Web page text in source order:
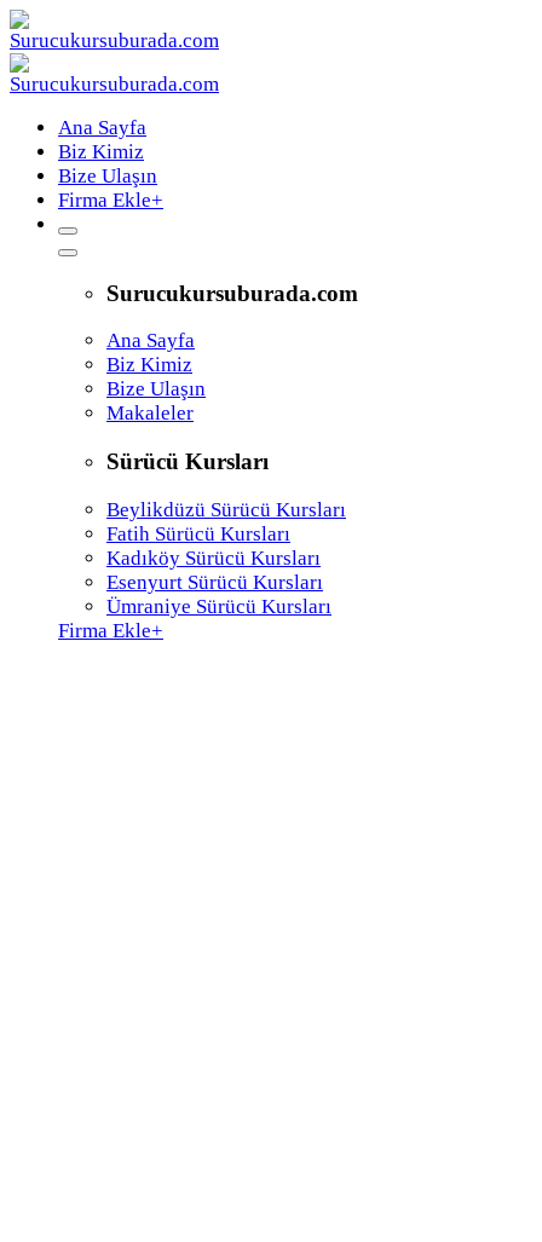
Ana Sayfa
Biz Kimiz
Bize Ulaşın
Firma Ekle+
Surucukursuburada.com
Ana Sayfa
Biz Kimiz
Bize Ulaşın
Makaleler
Sürücü Kursları
Beylikdüzü Sürücü Kursları
Fatih Sürücü Kursları
Kadıköy Sürücü Kursları
Esenyurt Sürücü Kursları
Ümraniye Sürücü Kursları
Firma Ekle+